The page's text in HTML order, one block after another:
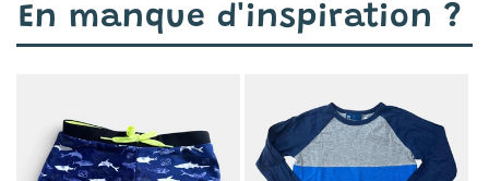
En manque d'inspiration ?